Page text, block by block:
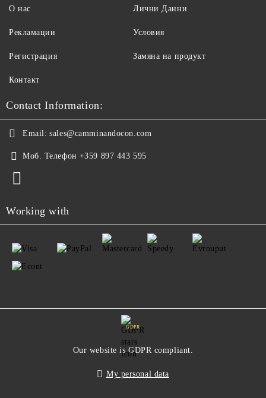
О нас
Рекламации
Регистрация
Контакт
Лични Данни
Условия
Замяна на продукт
Contact Information:
Email: sales@camminandocon.com
Моб. Телефон +359 897 443 595
Working with
GDPR
Our website is GDPR compliant.
My personal data